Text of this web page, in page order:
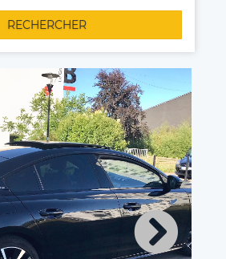
RECHERCHER
à votre disposition !